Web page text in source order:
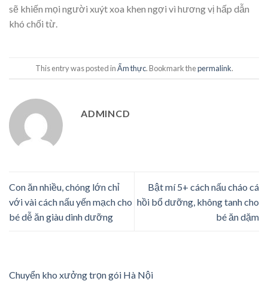
sẽ khiến mọi người xuýt xoa khen ngợi vì hương vị hấp dẫn
khó chối từ.
This entry was posted inẨm thực. Bookmark thepermalink.
ADMINCD
Con ăn nhiều, chóng lớn chỉ
với vài cách nấu yến mạch cho
bé dễ ăn giàu dinh dưỡng
Bật mí 5+ cách nấu cháo cá
hồi bổ dưỡng, không tanh cho
bé ăn dặm
Chuyển kho xưởng trọn gói Hà Nội